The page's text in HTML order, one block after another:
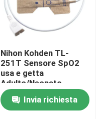
Nihon Kohden TL-
251T Sensore SpO2
usa e getta
Adulto/Neonato
Tessuto non tessuto
Sonda SpO2 usa e
getta
Invia richiesta